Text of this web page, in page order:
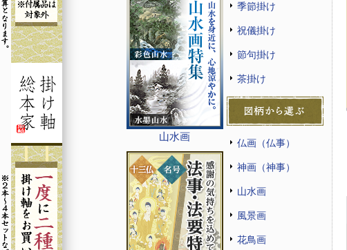
山水画
季節掛け
祝儀掛け
節句掛け
茶掛け
仏画（仏事）
神画（神事）
山水画
風景画
花鳥画